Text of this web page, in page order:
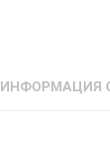
ИНФОРМАЦИЯ